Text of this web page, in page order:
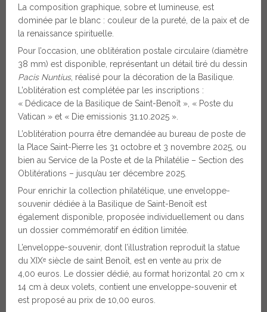
La composition graphique, sobre et lumineuse, est
dominée par le blanc : couleur de la pureté, de la paix et de
la renaissance spirituelle.
Pour l’occasion, une oblitération postale circulaire (diamètre
38 mm) est disponible, représentant un détail tiré du dessin
Pacis Nuntius, réalisé pour la décoration de la Basilique.
L’oblitération est complétée par les inscriptions :
« Dédicace de la Basilique de Saint-Benoît », « Poste du
Vatican » et « Die emissionis 31.10.2025 ».
L’oblitération pourra être demandée au bureau de poste de
la Place Saint-Pierre les 31 octobre et 3 novembre 2025, ou
bien au Service de la Poste et de la Philatélie – Section des
Oblitérations – jusqu’au 1er décembre 2025.
Pour enrichir la collection philatélique, une enveloppe-
souvenir dédiée à la Basilique de Saint-Benoît est
également disponible, proposée individuellement ou dans
un dossier commémoratif en édition limitée.
L’enveloppe-souvenir, dont l’illustration reproduit la statue
du XIXᵉ siècle de saint Benoît, est en vente au prix de
4,00 euros. Le dossier dédié, au format horizontal 20 cm x
14 cm à deux volets, contient une enveloppe-souvenir et
est proposé au prix de 10,00 euros.